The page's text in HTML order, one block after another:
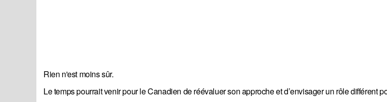
Rien n'est moins sûr.
Le temps pourrait venir pour le Canadien de réévaluer son approche et d’envisager un rôle différent